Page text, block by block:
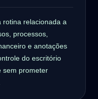
rotina relacionada a
processos,
e anotações
do escritório
sem prometer